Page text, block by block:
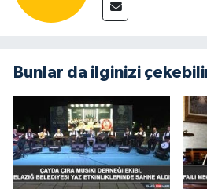
Bunlar da ilginizi